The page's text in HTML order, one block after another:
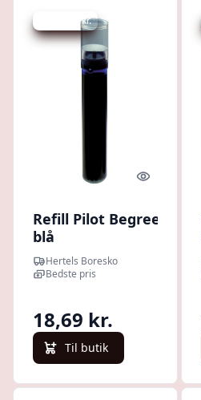
Spar 352 kr.
Quick look
Refill Pilot Begreen
blå
T/whiteboardmarker
Hertels Boresko
Bedste pris
18,69 kr.
Til butik